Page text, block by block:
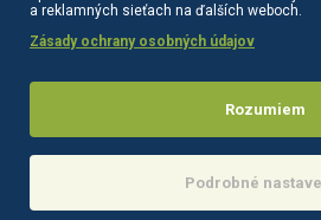
Gabbiano kadernícky vozík s UV sterilizátorom 68UV čierny
173,90€
a reklamných sieťach na ďalších weboch.
Zásady ochrany osobných údajov
Rozumiem
Podrobné